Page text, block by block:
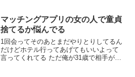
ね？失礼じゃないですか？」ワイ「あな
たの態度が特に」その後ぎゃーぎゃー暴
言言うから通報したらＢＡＮされとった
何なんや…
マッチングアプリの女の人で童貞
捨てるか悩んでる
1回会ってそのあとまだやりとりしてるん
だけどホテル行ってあげてもいいよって
言ってくれてる ただ俺が31歳で相手が46